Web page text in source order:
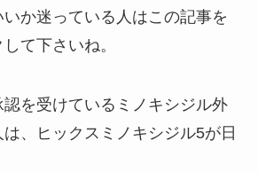
か迷っている人はこの記事を
て下さいね。
を受けているミノキシジル外
、ヒックスミノキシジル5が日